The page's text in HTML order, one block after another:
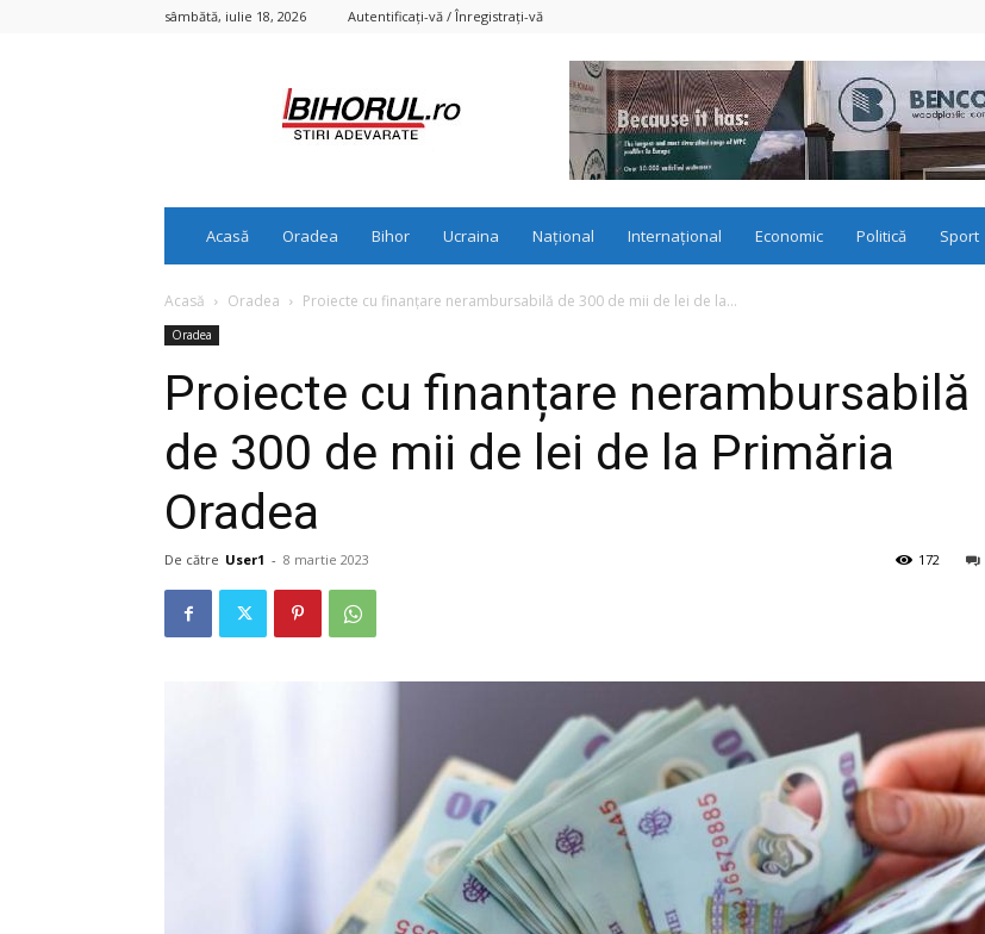
sâmbătă, iulie 18, 2026 Autentificați-vă / Înregistrați-vă
Acasă Oradea Bihor Ucraina Național Internațional Economic Politică Sport
Acasă Oradea Proiecte cu finanțare nerambursabilă de 300 de mii de lei de la...
Oradea
Proiecte cu finanțare nerambursabilă
de 300 de mii de lei de la Primăria
Oradea
De către User1 - 8 martie 2023 172